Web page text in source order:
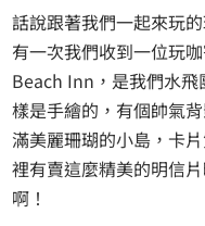
話說跟著我們一起來玩
有一次我們收到一位玩
Beach Inn，是我們水飛
樣是手繪的，有個帥氣
滿美麗珊瑚的小島，卡
裡有賣這麼精美的明信
啊！